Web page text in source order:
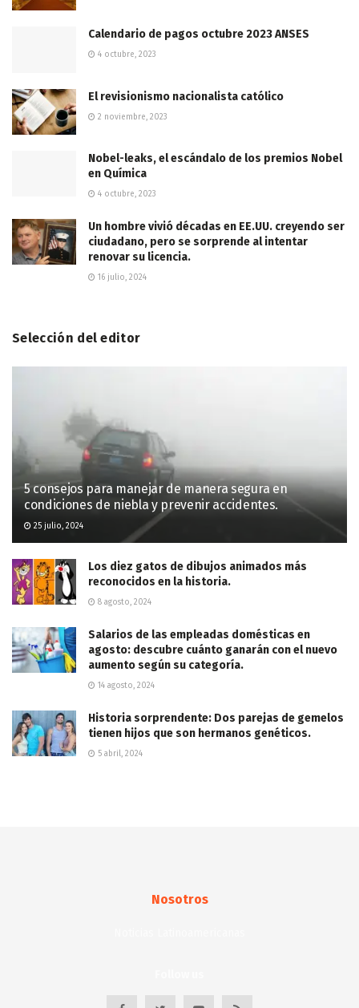
Calendario de pagos octubre 2023 ANSES
4 octubre, 2023
El revisionismo nacionalista católico
2 noviembre, 2023
Nobel-leaks, el escándalo de los premios Nobel
en Química
4 octubre, 2023
Un hombre vivió décadas en EE.UU. creyendo ser
ciudadano, pero se sorprende al intentar
renovar su licencia.
16 julio, 2024
Selección del editor
5 consejos para manejar de manera segura en
condiciones de niebla y prevenir accidentes.
25 julio, 2024
Los diez gatos de dibujos animados más
reconocidos en la historia.
8 agosto, 2024
Salarios de las empleadas domésticas en
agosto: descubre cuánto ganarán con el nuevo
aumento según su categoría.
14 agosto, 2024
Historia sorprendente: Dos parejas de gemelos
tienen hijos que son hermanos genéticos.
5 abril, 2024
Nosotros